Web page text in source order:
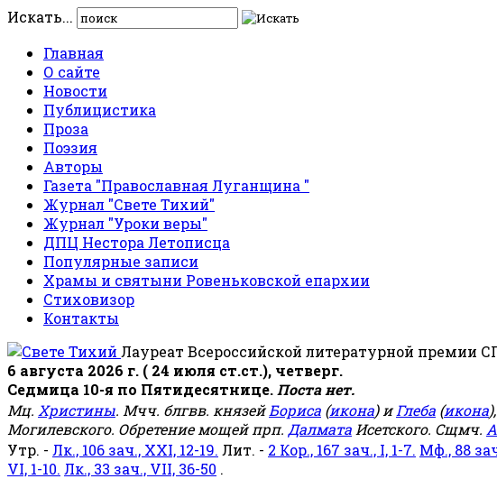
Искать...
Главная
О сайте
Новости
Публицистика
Проза
Поэзия
Авторы
Газета "Православная Луганщина "
Журнал "Свете Тихий"
Журнал "Уроки веры"
ДПЦ Нестора Летописца
Популярные записи
Храмы и святыни Ровеньковской епархии
Стиховизор
Контакты
Лауреат Всероссийской литературной премии
6 августа 2026 г. ( 24 июля ст.ст.), четверг.
Седмица 10-я по Пятидесятнице. Поста нет.
Мц. Христины. Мчч. блгвв. князейБориса (икона) иГлеба (икона
Могилевского. Обретение мощей прп. Далмата Исетского. Сщмч.
Утр. - Лк., 106 зач., XXI, 12-19. Лит. - 2 Кор., 167 зач., I, 1-7. Мф., 88
VI, 1-10. Лк., 33 зач., VII, 36-50 .